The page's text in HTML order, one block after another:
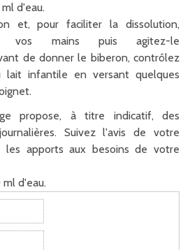
d'eau.
et, pour faciliter la dissolution,
vos mains puis agitez-le
de donner le biberon, contrôlez
lait infantile en versant quelques
propose, à titre indicatif, des
Suivez l'avis de votre
les apports aux besoins de votre
ml d'eau.